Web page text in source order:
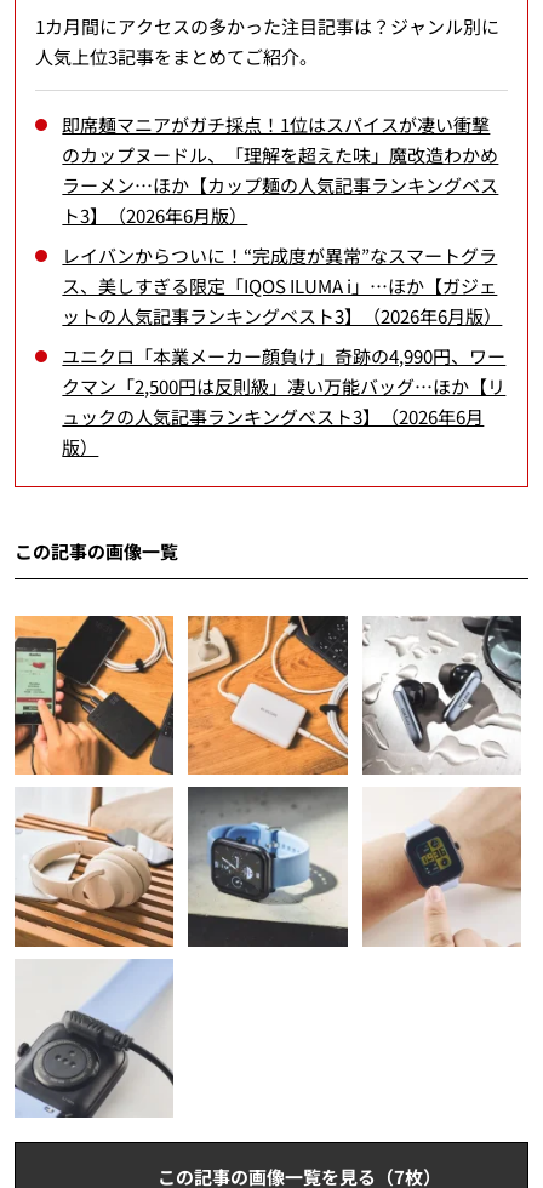
1カ月間にアクセスの多かった注目記事は？ジャンル別に
人気上位3記事をまとめてご紹介。
即席麺マニアがガチ採点！1位はスパイスが凄い衝撃
のカップヌードル、「理解を超えた味」魔改造わかめ
ラーメン…ほか【カップ麺の人気記事ランキングベス
ト3】（2026年6月版）
レイバンからついに！“完成度が異常”なスマートグラ
ス、美しすぎる限定「IQOS ILUMA i」…ほか【ガジェ
ットの人気記事ランキングベスト3】（2026年6月版）
ユニクロ「本業メーカー顔負け」奇跡の4,990円、ワー
クマン「2,500円は反則級」凄い万能バッグ…ほか【リ
ュックの人気記事ランキングベスト3】（2026年6月
版）
この記事の画像一覧
この記事の画像一覧を見る（7枚）